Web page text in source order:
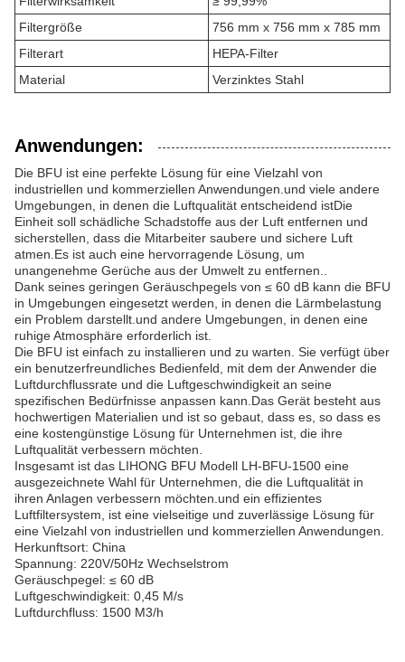
Filtergröße
756 mm x 756 mm x 785 mm
Filterart
HEPA-Filter
Material
Verzinktes Stahl
Anwendungen:
Die BFU ist eine perfekte Lösung für eine Vielzahl von
industriellen und kommerziellen Anwendungen.und viele andere
Umgebungen, in denen die Luftqualität entscheidend istDie
Einheit soll schädliche Schadstoffe aus der Luft entfernen und
sicherstellen, dass die Mitarbeiter saubere und sichere Luft
atmen.Es ist auch eine hervorragende Lösung, um
unangenehme Gerüche aus der Umwelt zu entfernen..
Dank seines geringen Geräuschpegels von ≤ 60 dB kann die BFU
in Umgebungen eingesetzt werden, in denen die Lärmbelastung
ein Problem darstellt.und andere Umgebungen, in denen eine
ruhige Atmosphäre erforderlich ist.
Die BFU ist einfach zu installieren und zu warten. Sie verfügt über
ein benutzerfreundliches Bedienfeld, mit dem der Anwender die
Luftdurchflussrate und die Luftgeschwindigkeit an seine
spezifischen Bedürfnisse anpassen kann.Das Gerät besteht aus
hochwertigen Materialien und ist so gebaut, dass es, so dass es
eine kostengünstige Lösung für Unternehmen ist, die ihre
Luftqualität verbessern möchten.
Insgesamt ist das LIHONG BFU Modell LH-BFU-1500 eine
ausgezeichnete Wahl für Unternehmen, die die Luftqualität in
ihren Anlagen verbessern möchten.und ein effizientes
Luftfiltersystem, ist eine vielseitige und zuverlässige Lösung für
eine Vielzahl von industriellen und kommerziellen Anwendungen.
Herkunftsort: China
Spannung: 220V/50Hz Wechselstrom
Geräuschpegel: ≤ 60 dB
Luftgeschwindigkeit: 0,45 M/s
Luftdurchfluss: 1500 M3/h